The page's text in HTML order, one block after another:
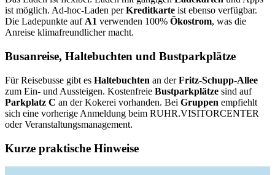
ist möglich. Ad-hoc-Laden perKreditkarte ist ebenso verfügbar.
Die Ladepunkte aufA1 verwenden 100% Ökostrom, was die
Anreise klimafreundlicher macht.
Busanreise, Haltebuchten und Bustparkplätze
Für Reisebusse gibt es Haltebuchten an derFritz-Schupp-Allee
zum Ein- und Aussteigen. Kostenfreie Bustparkplätze sind auf
Parkplatz C an der Kokerei vorhanden. Bei Gruppen empfiehlt
sich eine vorherige Anmeldung beim RUHR.VISITORCENTER
oder Veranstaltungsmanagement.
Kurze praktische Hinweise